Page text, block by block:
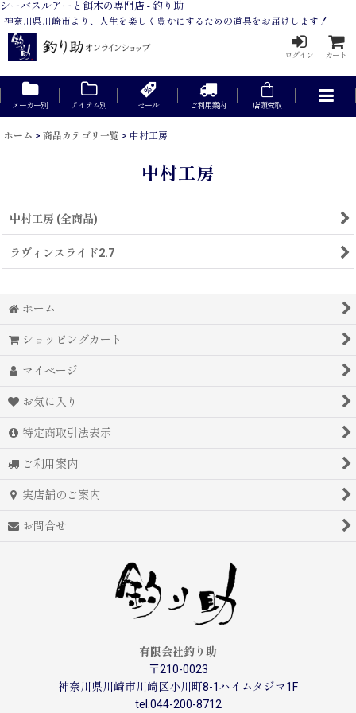
シーバスルアーと餌木の専門店 - 釣り助
神奈川県川崎市より、人生を楽しく豊かにするための道具をお届けします！
ログイン カート
メーカー別 アイテム別 セール ご利用案内 店頭受取
ホーム > 商品カテゴリ一覧 > 中村工房
中村工房
中村工房 (全商品)
ラヴィンスライド2.7
ホーム
ショッピングカート
マイページ
お気に入り
特定商取引法表示
ご利用案内
実店舗のご案内
お問合せ
有限会社釣り助
〒210-0023
神奈川県川崎市川崎区小川町8-1ハイムタジマ1F
tel.044-200-8712